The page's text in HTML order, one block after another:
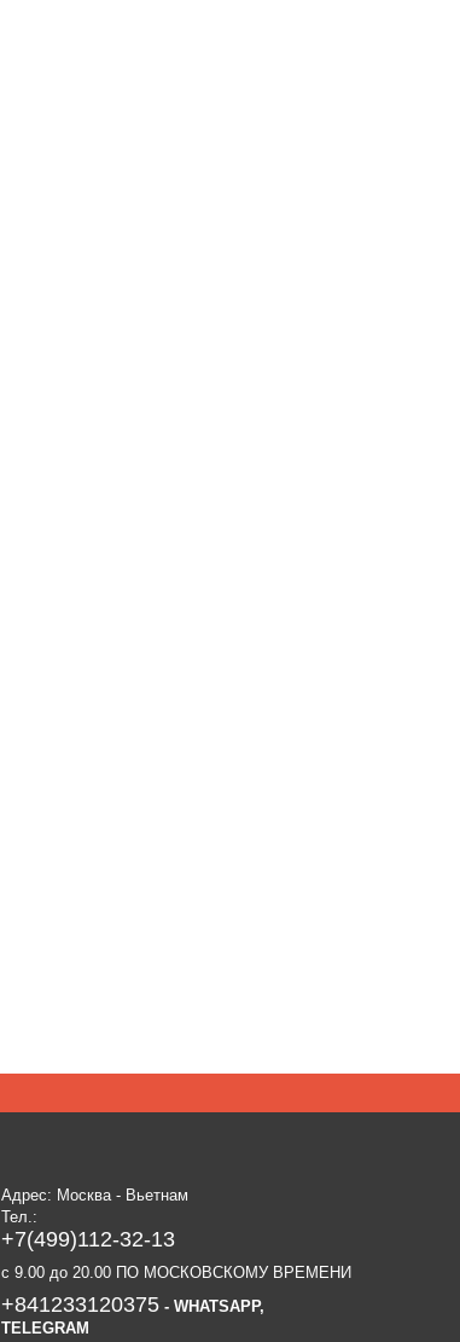
Адрес: Москва - Вьетнам
Тел.:
+7(499)112-32-13
c 9.00 до 20.00 ПО МОСКОВСКОМУ ВРЕМЕНИ
+841233120375- WHATSAPP,
TELEGRAM